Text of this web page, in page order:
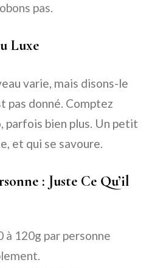
pas.
Luxe
varie, mais disons-le
pas donné. Comptez
parfois bien plus. Un petit
et qui se savoure.
: Juste Ce Qu’il
à 120g par personne